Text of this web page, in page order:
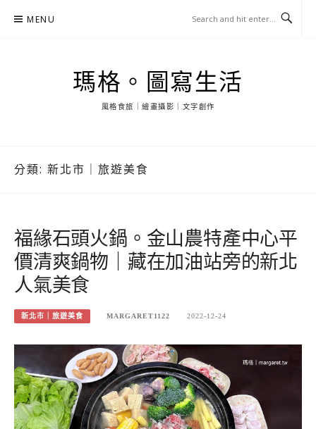
MENU
瑪格。圖寫生活
風格食旅｜繪畫攝影｜文字創作
分類: 新北市｜旅遊美食
福緣石頭火鍋。金山農特產中心平
價清爽鍋物｜藏在加油站旁的新北
人氣美食
新北市｜旅遊美食 MARGARET1122 2022-12-24